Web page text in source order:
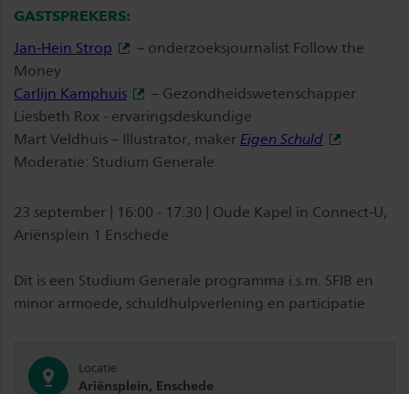
GASTSPREKERS:
Jan-Hein Strop
– onderzoeksjournalist Follow the
Money
Carlijn Kamphuis
– Gezondheidswetenschapper
Liesbeth Rox - ervaringsdeskundige
Mart Veldhuis – Illustrator, maker Eigen Schuld
Moderatie: Studium Generale
23 september | 16:00 - 17:30 | Oude Kapel in Connect-U,
Ariënsplein 1 Enschede
Dit is een Studium Generale programma i.s.m. SFIB en
minor armoede, schuldhulpverlening en participatie
Locatie
Ariënsplein, Enschede